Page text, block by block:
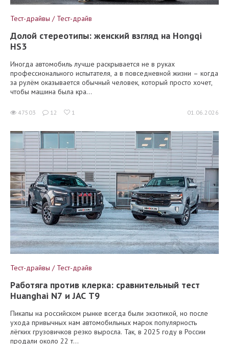
Тест-драйвы / Тест-драйв
Долой стереотипы: женский взгляд на Hongqi
HS3
Иногда автомобиль лучше раскрывается не в руках
профессионального испытателя, а в повседневной жизни – когда
за рулём оказывается обычный человек, который просто хочет,
чтобы машина была кра...
47503 12 1 01.06.2026
Тест-драйвы / Тест-драйв
Работяга против клерка: сравнительный тест
Huanghai N7 и JAC T9
Пикапы на российском рынке всегда были экзотикой, но после
ухода привычных нам автомобильных марок популярность
лёгких грузовичков резко выросла. Так, в 2025 году в России
продали около 22 т...